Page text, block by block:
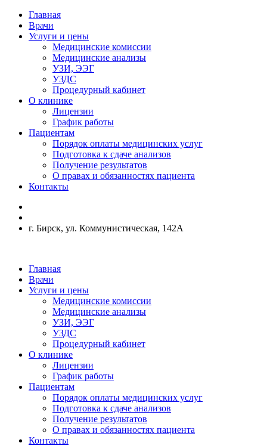
Главная
Врачи
Услуги и цены
Медицинские комиссии
Медицинские анализы
УЗИ, ЭЭГ
УЗДС
Процедурный кабинет
О клинике
Лицензии
График работы
Пациентам
Порядок оплаты медицинских услуг
Подготовка к сдаче анализов
Получение результатов
О правах и обязанностях пациента
Контакты
г. Бирск, ул. Коммунистическая, 142А
Главная
Врачи
Услуги и цены
Медицинские комиссии
Медицинские анализы
УЗИ, ЭЭГ
УЗДС
Процедурный кабинет
О клинике
Лицензии
График работы
Пациентам
Порядок оплаты медицинских услуг
Подготовка к сдаче анализов
Получение результатов
О правах и обязанностях пациента
Контакты